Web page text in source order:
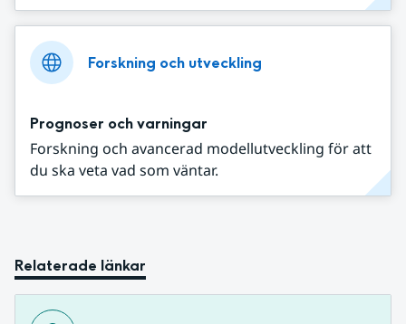
Forskning och utveckling
Prognoser och varningar
Forskning och avancerad modellutveckling för att
du ska veta vad som väntar.
Relaterade länkar